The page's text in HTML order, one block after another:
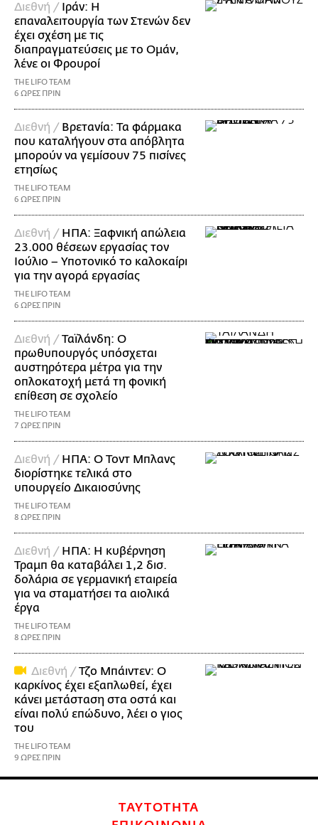
Διεθνή / Ιράν: Η
επαναλειτουργία των Στενών δεν
έχει σχέση με τις
διαπραγματεύσεις με το Ομάν,
λένε οι Φρουροί
THE LIFO TEAM
6 ΩΡΕΣ ΠΡΙΝ
Διεθνή / Βρετανία: Τα φάρμακα
που καταλήγουν στα απόβλητα
μπορούν να γεμίσουν 75 πισίνες
ετησίως
THE LIFO TEAM
6 ΩΡΕΣ ΠΡΙΝ
Διεθνή / ΗΠΑ: Ξαφνική απώλεια
23.000 θέσεων εργασίας τον
Ιούλιο – Υποτονικό το καλοκαίρι
για την αγορά εργασίας
THE LIFO TEAM
6 ΩΡΕΣ ΠΡΙΝ
Διεθνή / Ταϊλάνδη: Ο
πρωθυπουργός υπόσχεται
αυστηρότερα μέτρα για την
οπλοκατοχή μετά τη φονική
επίθεση σε σχολείο
THE LIFO TEAM
7 ΩΡΕΣ ΠΡΙΝ
Διεθνή / ΗΠΑ: Ο Τοντ Μπλανς
διορίστηκε τελικά στο
υπουργείο Δικαιοσύνης
THE LIFO TEAM
8 ΩΡΕΣ ΠΡΙΝ
Διεθνή / ΗΠΑ: Η κυβέρνηση
Τραμπ θα καταβάλει 1,2 δισ.
δολάρια σε γερμανική εταιρεία
για να σταματήσει τα αιολικά
έργα
THE LIFO TEAM
8 ΩΡΕΣ ΠΡΙΝ
Διεθνή / Τζο Μπάιντεν: Ο
καρκίνος έχει εξαπλωθεί, έχει
κάνει μετάσταση στα οστά και
είναι πολύ επώδυνο, λέει ο γιος
του
THE LIFO TEAM
9 ΩΡΕΣ ΠΡΙΝ
ΤΑΥΤΟΤΗΤΑ